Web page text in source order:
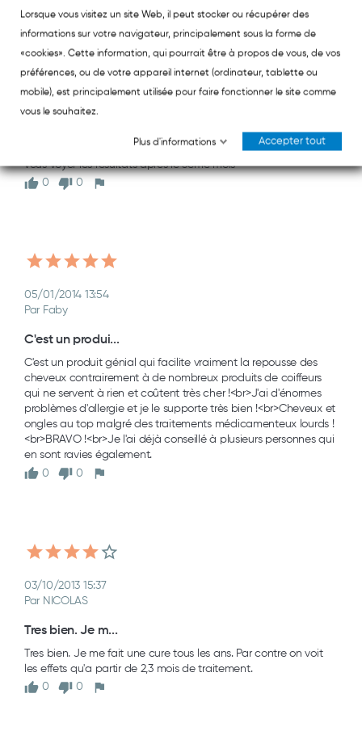
27/06/2014 14:16
Par jamal
très bon produit, et aussi le prix moins chère chez vous ;) mais
vous voyer les résultats après le 3eme mois
0
0
05/01/2014 13:54
Par Faby
C'est un produi...
C'est un produit génial qui facilite vraiment la repousse des
cheveux contrairement à de nombreux produits de coiffeurs
qui ne servent à rien et coûtent très cher !<br>J'ai d'énormes
problèmes d'allergie et je le supporte très bien !<br>Cheveux et
ongles au top malgré des traitements médicamenteux lourds !
<br>BRAVO !<br>Je l'ai déjà conseillé à plusieurs personnes qui
en sont ravies également.
0
0
03/10/2013 15:37
Par NICOLAS
Tres bien. Je m...
Tres bien. Je me fait une cure tous les ans. Par contre on voit
les effets qu'a partir de 2,3 mois de traitement.
0
0
Lorsque vous visitez un site Web, il peut stocker ou récupérer des
informations sur votre navigateur, principalement sous la forme de
«cookies». Cette information, qui pourrait être à propos de vous, de vos
préférences, ou de votre appareil internet (ordinateur, tablette ou
mobile), est principalement utilisée pour faire fonctionner le site comme
vous le souhaitez.
Plus d'informations Accepter tout